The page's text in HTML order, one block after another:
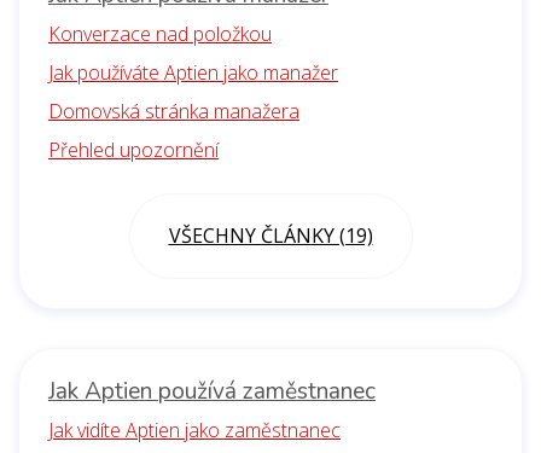
Konverzace nad položkou
Jak používáte Aptien jako manažer
Domovská stránka manažera
Přehled upozornění
VŠECHNY ČLÁNKY (19)
Jak Aptien používá zaměstnanec
Jak vidíte Aptien jako zaměstnanec